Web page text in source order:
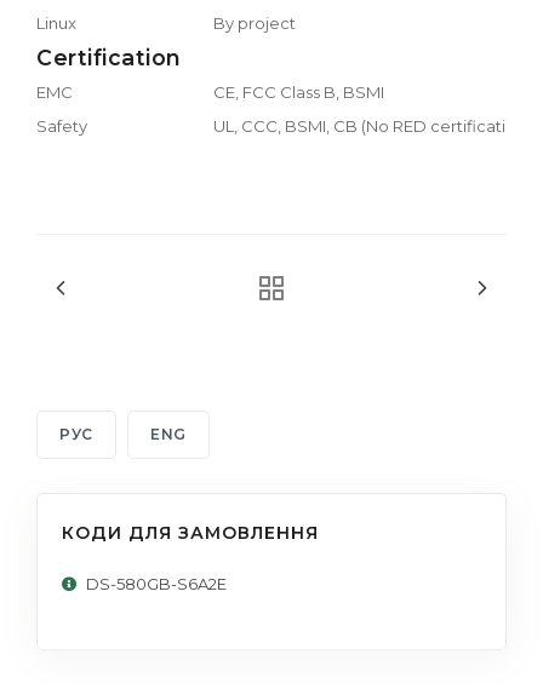
Linux By project
Certification
EMC
CE, FCC Class B, BSMI
Safety
UL, CCC, BSMI, CB (No RED certification)
РУС ENG
КОДИ ДЛЯ ЗАМОВЛЕННЯ
DS-580GB-S6A2E